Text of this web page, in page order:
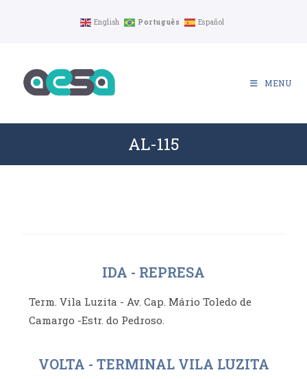
English Português Español
MENU
AL-115
IDA - REPRESA
Term. Vila Luzita - Av. Cap. Mário Toledo de
Camargo -Estr. do Pedroso.
VOLTA - TERMINAL VILA LUZITA